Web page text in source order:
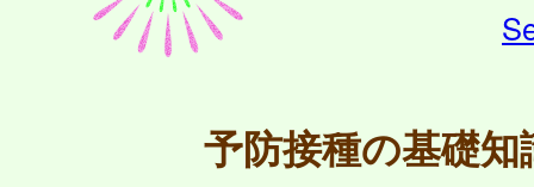
予防接種の基礎知